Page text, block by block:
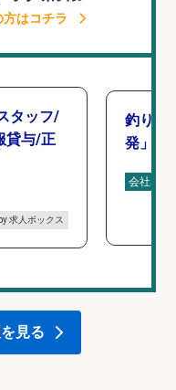
はコチラ
タッフ/
貸与/正
求人ボックス
釣り好
発」/
会社名
見る